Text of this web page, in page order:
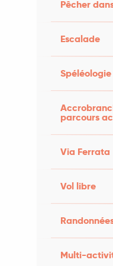
Pêcher
Escalade
Spéléologie
parcours
Via Ferrata
Vol libre
Multi-
Véloroutes,
destination de
votre activité
grandioses.
dans une
ou dans un hôtel
hébergements